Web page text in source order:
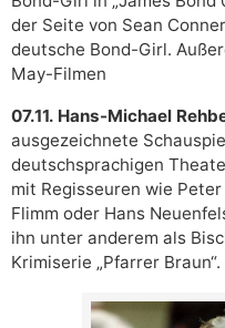
der Seite von Sean
deutsche Bond-Girl.
May-Filmen
07.11. Hans-Michael
ausgezeichnete
deutschsprachigen
mit Regisseuren wie
Flimm oder Hans
ihn unter anderem als
Krimiserie „Pfarrer Braun“.